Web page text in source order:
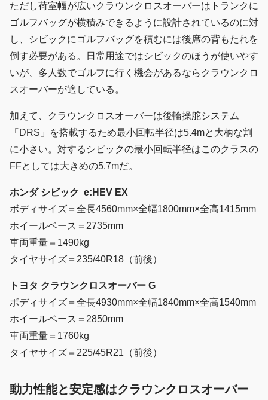
ただし荷室幅が広いクラウンクロスオーバーはトランクに
ゴルフバッグが横積みできるように設計されているのに対
し、シビックにゴルフバッグを積むには後席の背もたれを
倒す必要がある。日常用途ではシビックのほうが使いやす
いが、多人数でゴルフに行く機会があるならクラウンクロ
スオーバーが適している。
加えて、クラウンクロスオーバーは後輪操舵システム
「DRS」を搭載するため最小回転半径は5.4mと大柄な割
に小さい。対するシビックの最小回転半径はこのクラスの
FFとしては大きめの5.7mだ。
ホンダ シビック e:HEV EX
ボディサイズ＝全長4560mm×全幅1800mm×全高1415mm
ホイールベース＝2735mm
車両重量＝1490kg
タイヤサイズ＝235/40R18（前後）
トヨタ クラウンクロスオーバー G
ボディサイズ＝全長4930mm×全幅1840mm×全高1540mm
ホイールベース＝2850mm
車両重量＝1760kg
タイヤサイズ＝225/45R21（前後）
動力性能と安定感はクラウンクロスオーバー